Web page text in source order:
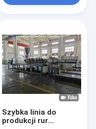
Szybka linia do
produkcji rur